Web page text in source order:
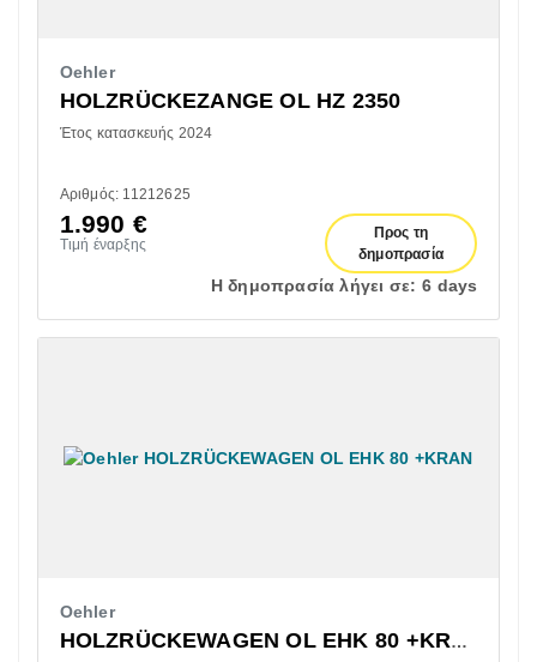
Oehler
HOLZRÜCKEZANGE OL HZ 2350
Έτος κατασκευής 2024
Αριθμός: 11212625
1.990 €
Τιμή έναρξης
Προς τη
δημοπρασία
Η δημοπρασία λήγει σε: 6 days
Oehler
HOLZRÜCKEWAGEN OL EHK 80 +KRAN